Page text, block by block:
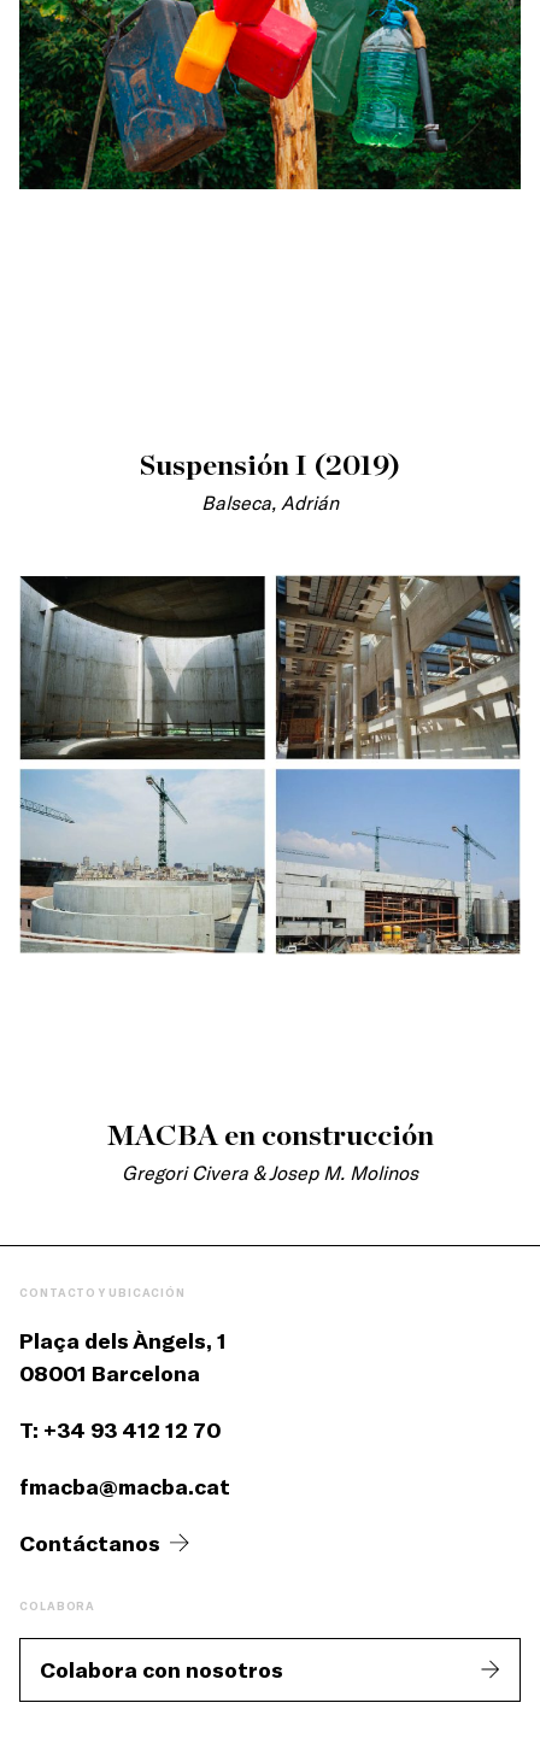
Suspensión I (2019)
Balseca, Adrián
MACBA en construcción
Gregori Civera & Josep M. Molinos
CONTACTO Y UBICACIÓN
Plaça dels Àngels, 1
08001 Barcelona
T: +34 93 412 12 70
fmacba@macba.cat
Contáctanos
COLABORA
Colabora con nosotros